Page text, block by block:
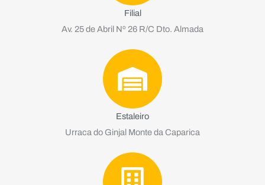
Filial
Av. 25 de Abril Nº 26 R/C Dto. Almada
Estaleiro
Urraca do Ginjal Monte da Caparica